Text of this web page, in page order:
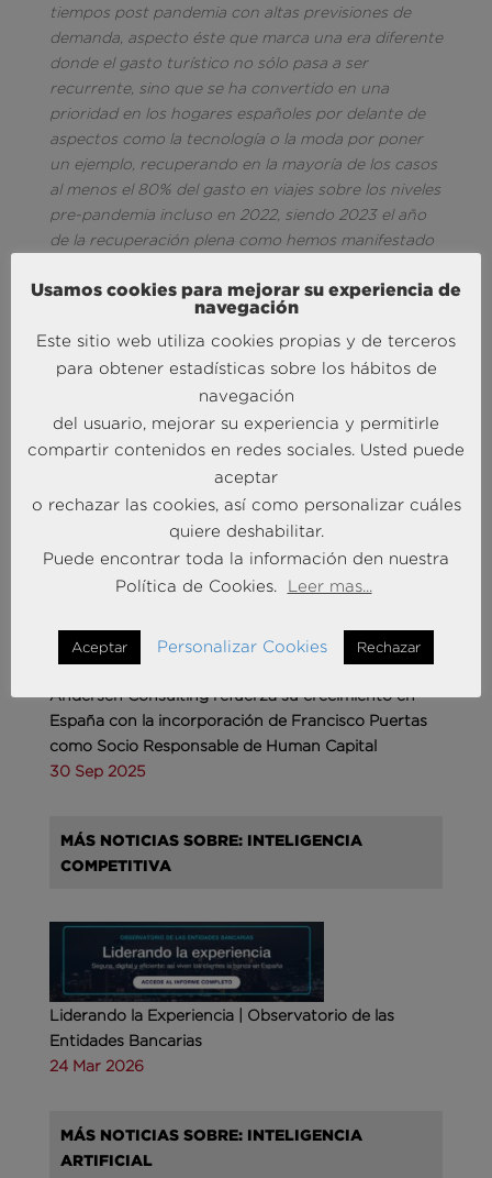
tiempos post pandemia con altas previsiones de
demanda, aspecto éste que marca una era diferente
donde el gasto turístico no sólo pasa a ser
recurrente, sino que se ha convertido en una
prioridad en los hogares españoles por delante de
aspectos como la tecnología o la moda por poner
un ejemplo, recuperando en la mayoría de los casos
al menos el 80% del gasto en viajes sobre los niveles
pre-pandemia incluso en 2022, siendo 2023 el año
de la recuperación plena como hemos manifestado
MÁS NOTICIAS SOBRE: ACTUALIDAD
Andersen Consulting refuerza su crecimiento en
España con la incorporación de Francisco Puertas
como Socio Responsable de Human Capital
30 Sep 2025
MÁS NOTICIAS SOBRE: INTELIGENCIA
COMPETITIVA
Liderando la Experiencia | Observatorio de las
Entidades Bancarias
24 Mar 2026
MÁS NOTICIAS SOBRE: INTELIGENCIA
ARTIFICIAL
Usamos cookies para mejorar su experiencia de
navegación
Este sitio web utiliza cookies propias y de terceros
para obtener estadísticas sobre los hábitos de
navegación
del usuario, mejorar su experiencia y permitirle
compartir contenidos en redes sociales. Usted puede
aceptar
o rechazar las cookies, así como personalizar cuáles
quiere deshabilitar.
Puede encontrar toda la información den nuestra
Política de Cookies.
Leer mas...
Aceptar Personalizar Cookies Rechazar